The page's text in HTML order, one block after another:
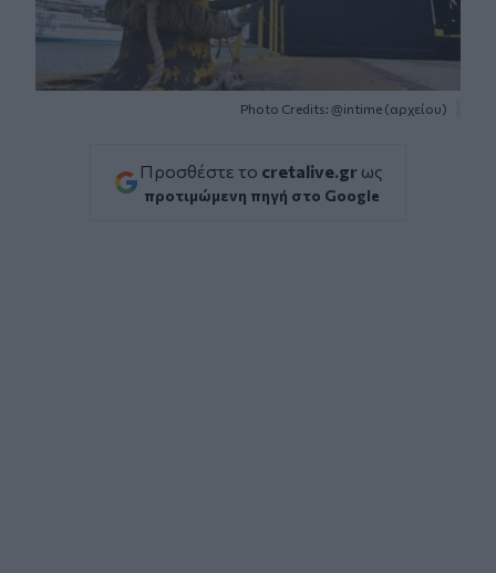
Photo Credits: @intime (αρχείου)
Προσθέστε το cretalive.gr ως
προτιμώμενη πηγή στο Google